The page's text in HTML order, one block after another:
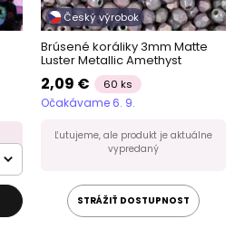
Český výrobok
Brúsené koráliky 3mm Matte
Luster Metallic Amethyst
2,09 € 60 ks
Očakávame 6. 9.
Ľutujeme, ale produkt je aktuálne
vypredaný
STRÁŽIŤ DOSTUPNOST